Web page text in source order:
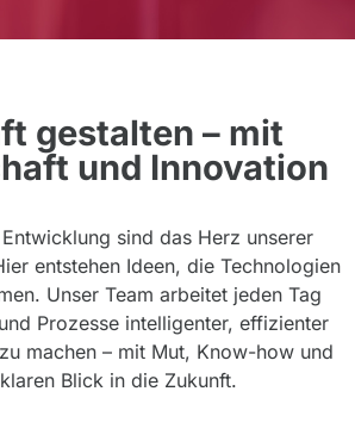
gestalten – mit
und Innovation
sind das Herz unserer
entstehen Ideen, die Technologien
Unser Team arbeitet jeden Tag
Prozesse intelligenter, effizienter
machen – mit Mut, Know-how und
Blick in die Zukunft.